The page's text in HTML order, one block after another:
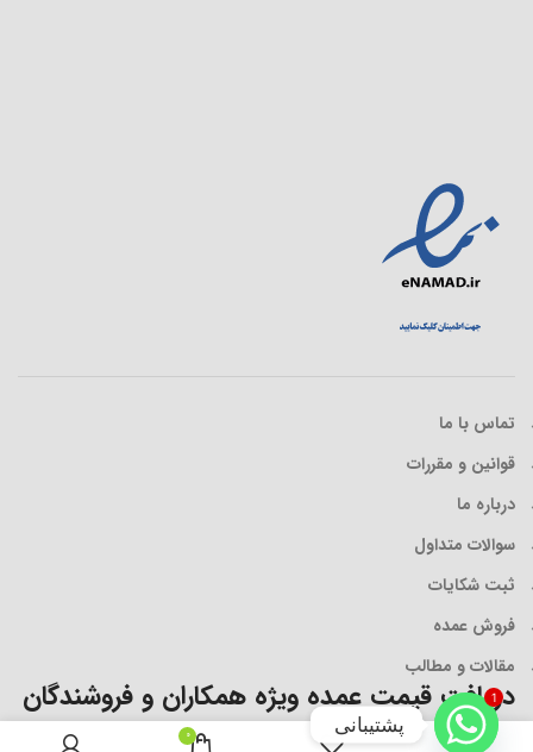
تماس با ما
قوانین و مقررات
درباره ما
سوالات متداول
ثبت شکایات
فروش عمده
مقالات و مطالب
دریافت قیمت عمده ویژه همکاران و فروشندگان
0
1
پشتیبانی